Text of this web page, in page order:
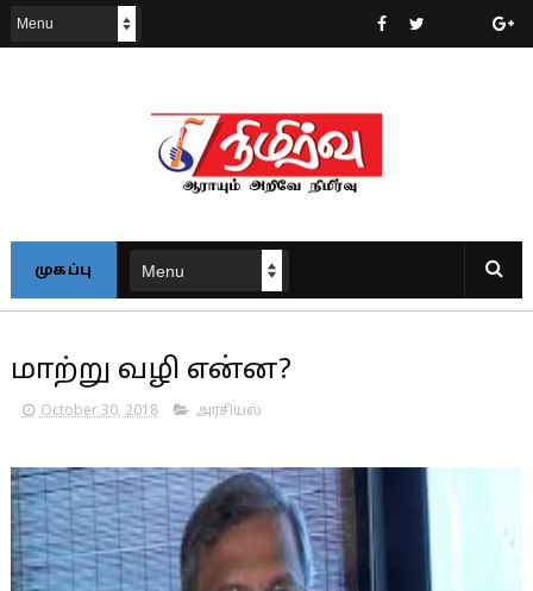
முகப்பு
மாற்று வழி என்ன?
October 30, 2018 அரசியல்